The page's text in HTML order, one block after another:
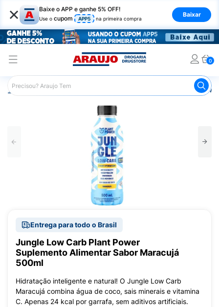
× Baixe o APP e ganhe 5% OFF!
Use o cupom APP5 na primeira compra
Baixar
0
Araujo Mercado Jungle Low
Entrega para todo o Brasil
Jungle Low Carb Plant Power
Suplemento Alimentar Sabor Maracujá
500ml
Hidratação inteligente e natural! O Jungle Low Carb
Maracujá combina água de coco, sais minerais e vitamina
C. Apenas 24 kcal por garrafa, sem aditivos artificiais.